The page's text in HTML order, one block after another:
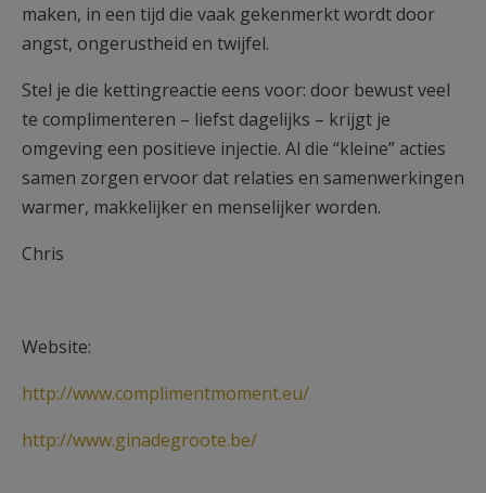
maken, in een tijd die vaak gekenmerkt wordt door
angst, ongerustheid en twijfel.
Stel je die kettingreactie eens voor: door bewust veel
te complimenteren – liefst dagelijks – krijgt je
omgeving een positieve injectie. Al die “kleine” acties
samen zorgen ervoor dat relaties en samenwerkingen
warmer, makkelijker en menselijker worden.
Chris
Website:
http://www.complimentmoment.eu/
http://www.ginadegroote.be/